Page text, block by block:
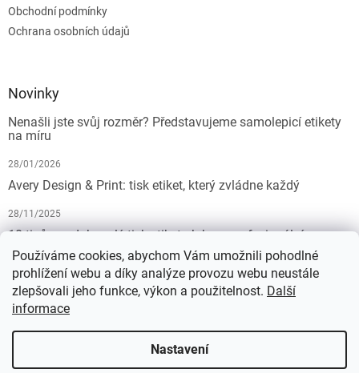
Používáme cookies, abychom Vám umožnili pohodlné
prohlížení webu a díky analýze provozu webu neustále
zlepšovali jeho funkce, výkon a použitelnost. Další
informace
Nastavení
Obchodní podmínky
Ochrana osobních údajů
Novinky
Nenašli jste svůj rozměr? Představujeme samolepicí etikety
na míru
28/01/2026
Avery Design & Print: tisk etiket, který zvládne každý
28/11/2025
10 tipů pro dokonalý tisk etiket: Jak na profesionální
výsledek bez starostí
19/07/2025